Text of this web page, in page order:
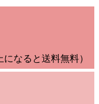
になると送料無料）